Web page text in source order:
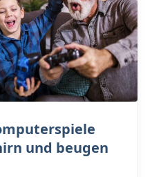
und beugen